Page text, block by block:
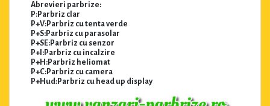
Abrevieri parbrize:
P:Parbriz clar
P+V:Parbriz cu tenta verde
P+S:Parbriz cu parasolar
P+SE:Parbriz cu senzor
P+I:Parbriz cu incalzire
P+H:Parbriz heliomat
P+C:Parbriz cu camera
P+Hud:Parbriz cu head up display